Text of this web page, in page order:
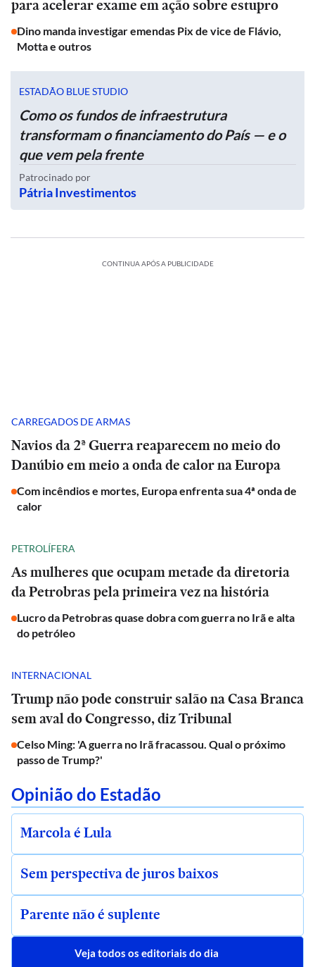
para acelerar exame em ação sobre estupro
Dino manda investigar emendas Pix de vice de Flávio,
Motta e outros
ESTADÃO BLUE STUDIO
Como os fundos de infraestrutura
transformam o financiamento do País — e o
que vem pela frente
Patrocinado por
Pátria Investimentos
CONTINUA APÓS A PUBLICIDADE
CARREGADOS DE ARMAS
Navios da 2ª Guerra reaparecem no meio do
Danúbio em meio a onda de calor na Europa
Com incêndios e mortes, Europa enfrenta sua 4ª onda de
calor
PETROLÍFERA
As mulheres que ocupam metade da diretoria
da Petrobras pela primeira vez na história
Lucro da Petrobras quase dobra com guerra no Irã e alta
do petróleo
INTERNACIONAL
Trump não pode construir salão na Casa Branca
sem aval do Congresso, diz Tribunal
Celso Ming: 'A guerra no Irã fracassou. Qual o próximo
passo de Trump?'
Opinião do Estadão
Marcola é Lula
Sem perspectiva de juros baixos
Parente não é suplente
Veja todos os editoriais do dia